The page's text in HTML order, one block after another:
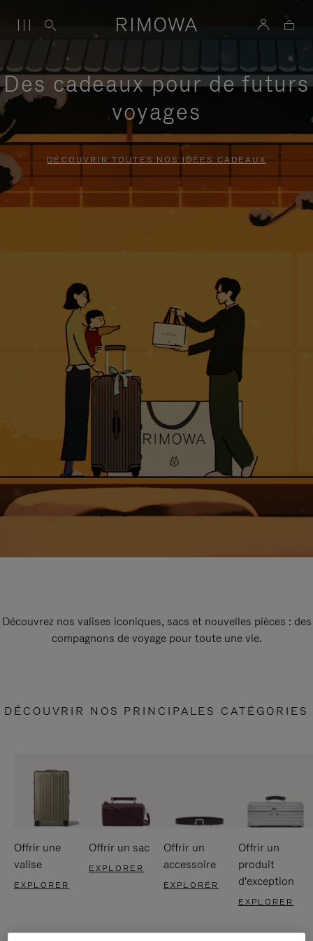
Des cadeaux pour de futurs
voyages
DÉCOUVRIR TOUTES NOS IDÉES CADEAUX
Découvrez nos valises iconiques, sacs et nouvelles pièces : des
compagnons de voyage pour toute une vie.
DÉCOUVRIR NOS PRINCIPALES CATÉGORIES
Offrir une
valise
EXPLORER
Offrir un sac
EXPLORER
Offrir un
accessoire
EXPLORER
Offrir un
produit
d'exception
EXPLORER